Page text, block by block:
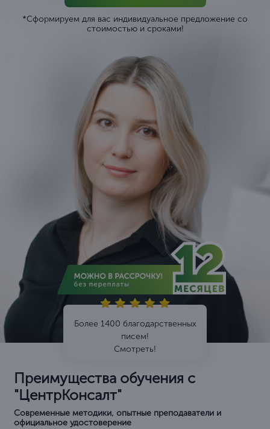
*Сформируем для вас индивидуальное предложение со
стоимостью и сроками!
Более 1400 благодарственных
писем!
Смотреть!
Преимущества обучения с
"ЦентрКонсалт"
Современные методики, опытные преподаватели и
официальное удостоверение